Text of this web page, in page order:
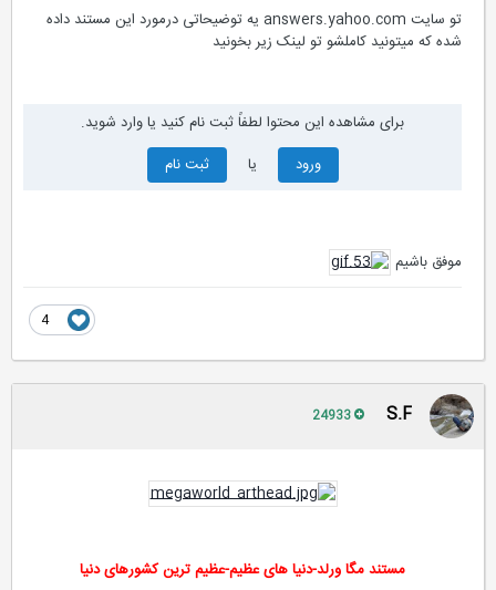
تو سایت answers.yahoo.com یه توضیحاتی درمورد این مستند داده
شده که میتونید کاملشو تو لینک زیر بخونید
برای مشاهده این محتوا لطفاً ثبت نام کنید یا وارد شوید.
ورود
ثبت نام
موفق باشیم
S.F
مستند مگا ورلد-دنیا های عظیم-عظیم ترین کشورهای دنیا